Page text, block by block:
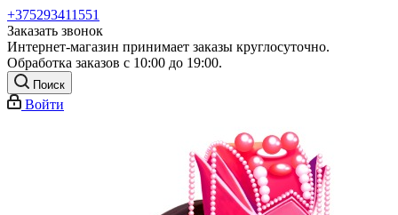
+375293411551
Заказать звонок
Интернет-магазин принимает заказы круглосуточно.
Обработка заказов с 10:00 до 19:00.
Поиск
Войти